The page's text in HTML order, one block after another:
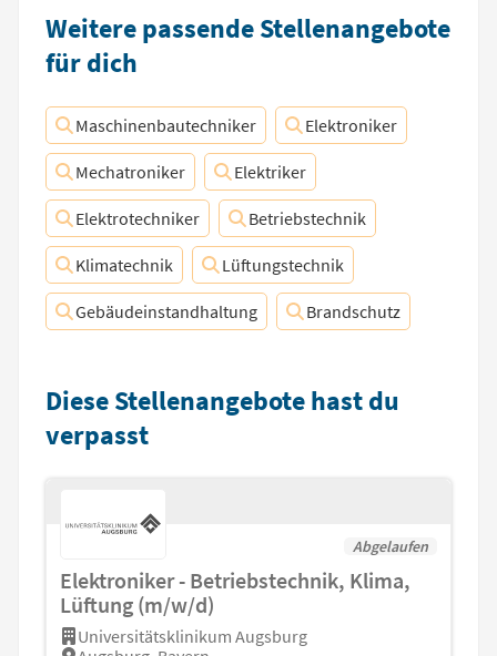
Weitere passende Stellenangebote
für dich
Maschinenbautechniker Elektroniker
Mechatroniker Elektriker
Elektrotechniker Betriebstechnik
Klimatechnik Lüftungstechnik
Gebäudeinstandhaltung Brandschutz
Diese Stellenangebote hast du
verpasst
Abgelaufen
Elektroniker - Betriebstechnik, Klima,
Lüftung (m/w/d)
Universitätsklinikum Augsburg